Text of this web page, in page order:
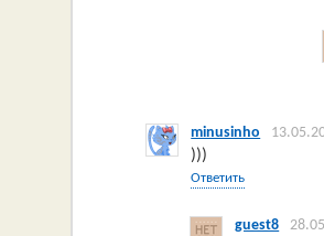
minusinho
)))
Ответить
guest8